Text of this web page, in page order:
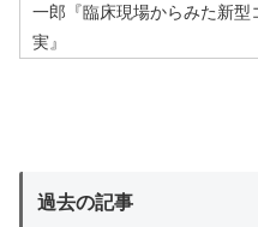
一郎『臨床現場からみた新型
実』
過去の記事